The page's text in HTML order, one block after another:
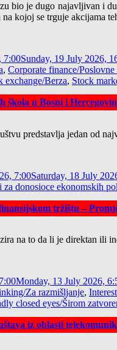
bio je dugo najavljivan i
kojoj se trguje akcijama
7:00Sunday, 19 July 2026,
, Corporate finance/
exchange/Berza, Stock
u Bosni i
predstavlja jedan od
7:00Saturday, 18 July
donosioce ekonomskih
tržištu –
na to da li je direktan ili
Monday, 13 July 2026,
Za razmišljanje,
closed eyes/Širom
iz oblasti